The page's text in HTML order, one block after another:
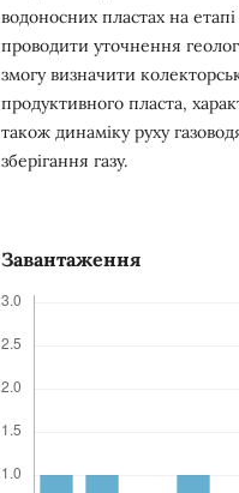
водоносних пластах на
проводити уточнення
змогу визначити
продуктивного пласта,
також динаміку руху
зберігання газу.
Завантаження